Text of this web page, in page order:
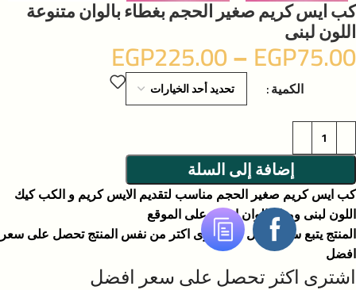
كب ايس كريم صغير الحجم بغطاء بالوان متنوعة
اللون لبنى
EGP75.00
–
EGP225.00
الكمية
إضافة إلى السلة
كب ايس كريم صغير الحجم مناسب لتقديم الايس كريم و الكب كيك
اللون لبنى ومتاح الوان اخرى على الموقع
المنتج يتبع سياسة كل ما تشترى اكتر من نفس المنتج تحصل على سعر
افضل
اشترى اكثر تحصل على سعر افضل